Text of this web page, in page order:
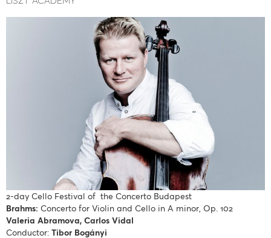
2-day Cello Festival of the Concerto Budapest
Brahms: Concerto for Violin and Cello in A minor, Op. 102
Valeria Abramova, Carlos Vidal
Conductor: Tibor Bogányi